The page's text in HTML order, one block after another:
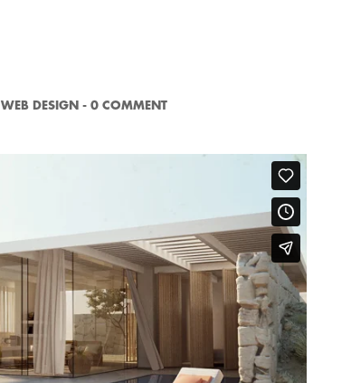
WEB DESIGN - 0 COMMENT